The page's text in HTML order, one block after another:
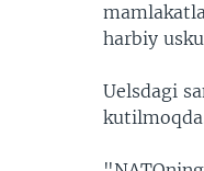
harbiy
Uelsdagi